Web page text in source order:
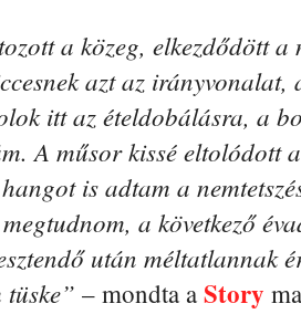
a közeg, elkezdődött
azt az irányvonalat,
itt az ételdobálásra, a
A műsor kissé eltolódott
is adtam a
a következő
után méltatlannak
– mondta a Story